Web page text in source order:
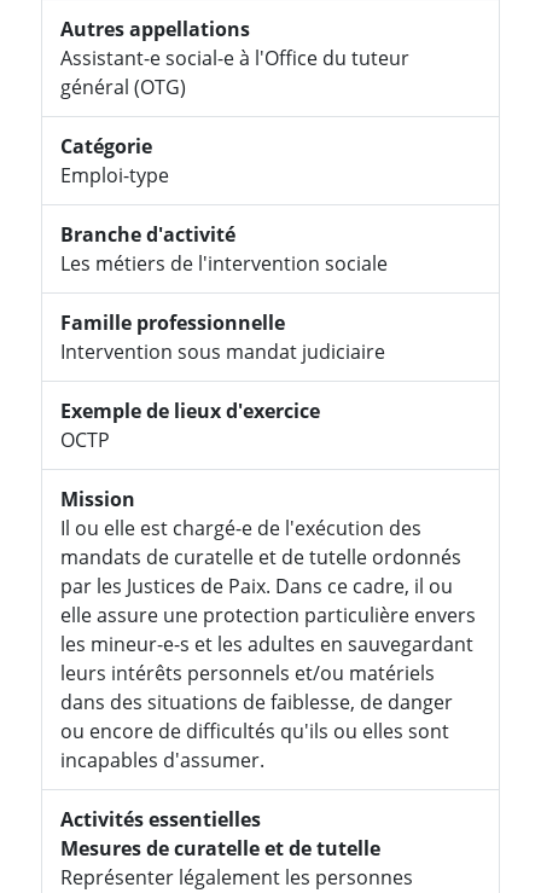
Autres appellations
Assistant-e social-e à l'Office du tuteur
général (OTG)
Catégorie
Emploi-type
Branche d'activité
Les métiers de l'intervention sociale
Famille professionnelle
Intervention sous mandat judiciaire
Exemple de lieux d'exercice
OCTP
Mission
Il ou elle est chargé-e de l'exécution des
mandats de curatelle et de tutelle ordonnés
par les Justices de Paix. Dans ce cadre, il ou
elle assure une protection particulière envers
les mineur-e-s et les adultes en sauvegardant
leurs intérêts personnels et/ou matériels
dans des situations de faiblesse, de danger
ou encore de difficultés qu'ils ou elles sont
incapables d'assumer.
Activités essentielles
Mesures de curatelle et de tutelle
Représenter légalement les personnes